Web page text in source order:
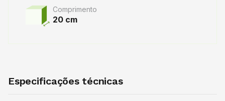
Comprimento
20 cm
Especificações técnicas